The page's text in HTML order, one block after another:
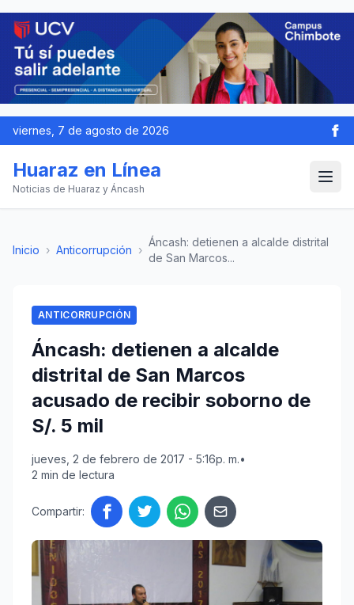
viernes, 7 de agosto de 2026
Huaraz en Línea
Noticias de Huaraz y Áncash
Inicio › Anticorrupción ›
Áncash: detienen a alcalde distrital
de San Marcos...
ANTICORRUPCIÓN
Áncash: detienen a alcalde
distrital de San Marcos
acusado de recibir soborno de
S/. 5 mil
jueves, 2 de febrero de 2017 - 5:16p. m.•
2 min de lectura
Compartir: